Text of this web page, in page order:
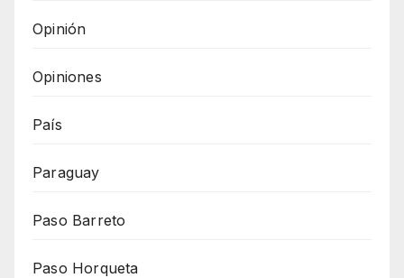
Opinión
Opiniones
País
Paraguay
Paso Barreto
Paso Horqueta